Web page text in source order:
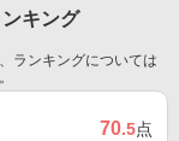
キング
ランキングについては
70.5点